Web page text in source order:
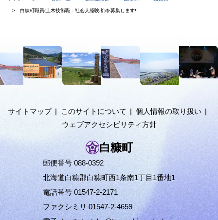
在
の
階
層
白糠町職員(土木技術職：社会人経験者)を募集します!!
へ
メ
サイトマップ このサイトについて
個人情報の取り扱い
ウェブアクセシビリティ方針
白糠町
郵便番号 088-0392
北海道白糠郡白糠町西1条南1丁目1番地1
電話番号 01547-2-2171
ファクシミリ 01547-2-4659